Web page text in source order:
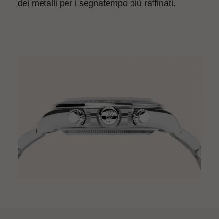
dei metalli per i segnatempo più raffinati.